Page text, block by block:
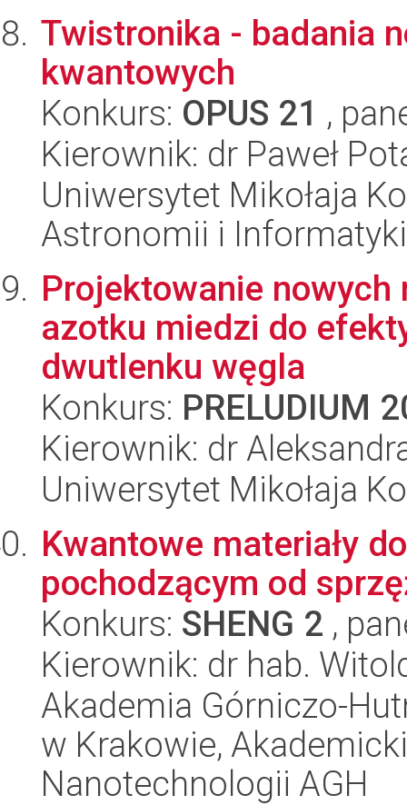
Twistronika - badania
kwantowych
Konkurs: OPUS 21 ,
Kierownik: dr Paweł
Uniwersytet Mikołaja
Astronomii i
Projektowanie nowych
azotku miedzi do
dwutlenku węgla
Konkurs: PRELUDIUM
Kierownik: dr
Uniwersytet Mikołaja
Kwantowe materiały
pochodzącym od
Konkurs: SHENG 2 ,
Kierownik: dr hab.
Akademia Górniczo-
w Krakowie,
Nanotechnologii AGH